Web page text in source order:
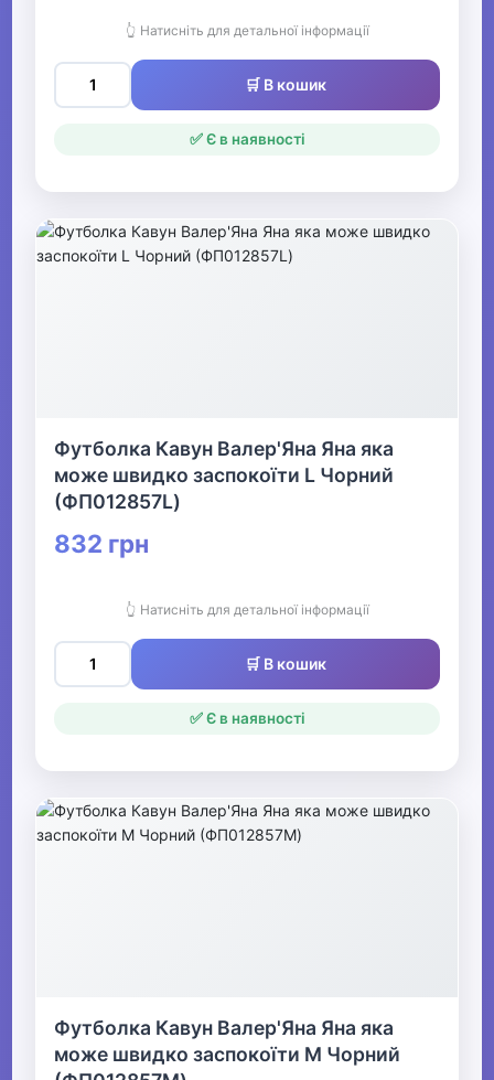
👆 Натисніть для детальної інформації
🛒 В кошик
✅ Є в наявності
Футболка Кавун Валер'Яна Яна яка
може швидко заспокоїти L Чорний
(ФП012857L)
832 грн
👆 Натисніть для детальної інформації
🛒 В кошик
✅ Є в наявності
Футболка Кавун Валер'Яна Яна яка
може швидко заспокоїти M Чорний